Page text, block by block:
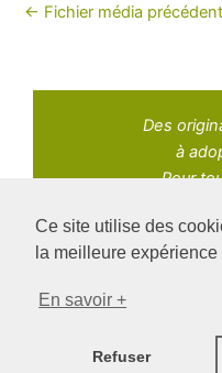
Ce site utilise des
la meilleure expérience
En savoir +
Refuser
← Fichier média précédent
Des
à
Pour